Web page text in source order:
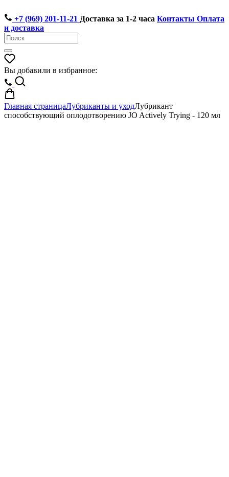
+7 (969) 201-11-21 Доставка за 1-2 часа Контакты Оплата
и доставка
Вы добавили в избранное:
Главная страницаЛубриканты и уходЛубрикант
способствующий оплодотворению JO Actively Trying - 120 мл